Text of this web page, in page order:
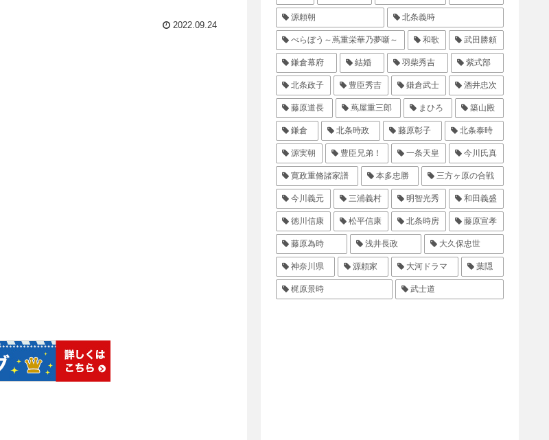
2022.09.24
源頼朝 北条義時
べらぼう～蔦重栄華乃夢噺～ 和歌 武田勝頼
鎌倉幕府 結婚 羽柴秀吉 紫式部
北条政子 豊臣秀吉 鎌倉武士 酒井忠次
藤原道長 蔦屋重三郎 まひろ 築山殿
鎌倉 北条時政 藤原彰子 北条泰時
源実朝 豊臣兄弟！ 一条天皇 今川氏真
寛政重脩諸家譜 本多忠勝 三方ヶ原の合戦
今川義元 三浦義村 明智光秀 和田義盛
徳川信康 松平信康 北条時房 藤原宣孝
藤原為時 浅井長政 大久保忠世
神奈川県 源頼家 大河ドラマ 葉隠
梶原景時 武士道